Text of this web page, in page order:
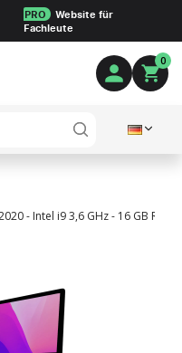
PRO
Website für
Fachleute
0
- Intel i9 3,6 GHz - 16 GB RAM